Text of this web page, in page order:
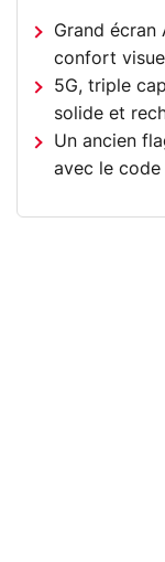
Grand écran
confort
5G, triple
solide et
Un ancien
avec le code